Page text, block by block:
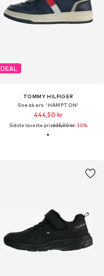
DEAL
TOMMY HILFIGER
Sneakers 'HAMPTON'
444,50 kr
Sidste laveste pris:635,00 kr-30%